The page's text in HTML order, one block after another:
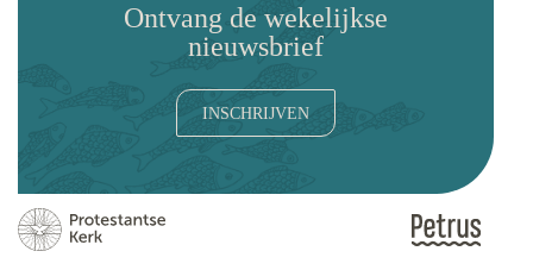
Ontvang de wekelijkse
nieuwsbrief
INSCHRIJVEN